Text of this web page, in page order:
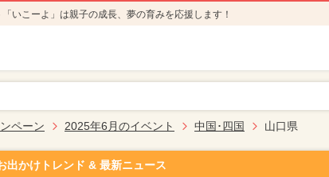
いこーよ」は親子の成長、夢の育みを応援します！
ペーン 2025年6月のイベント 中国･四国 山口県
出かけトレンド & 最新ニュース